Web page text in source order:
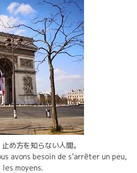
め方を知らない人間。
avons besoin de s’arrêter un peu,
les moyens.